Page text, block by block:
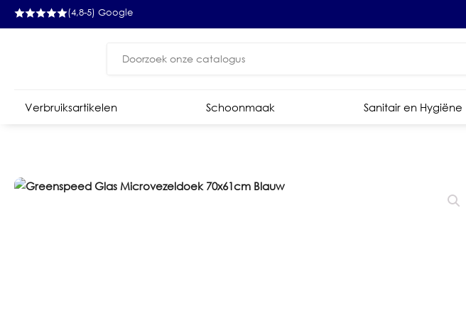
(4,8-5) Google
Zoeken
Verbruiksartikelen Schoonmaak Sanitair en Hygiëne